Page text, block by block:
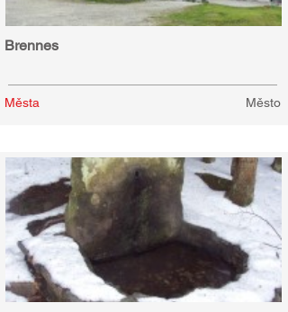
Brennes
Města Město